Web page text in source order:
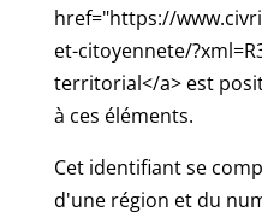
href="https://
et-citoyennete/
territorial</a> est
à ces éléments.
Cet identifiant se
d'une région et du